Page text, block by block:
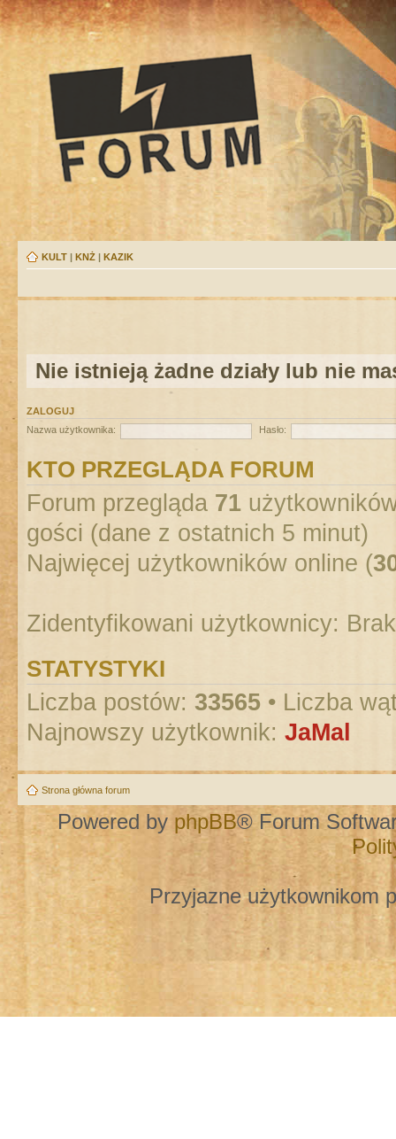
KULT | KNŻ | KAZIK
Nie istnieją żadne działy lub nie
ZALOGUJ
Nazwa użytkownika:
Hasło:
KTO PRZEGLĄDA FORUM
Forum przegląda 71
gości (dane z ostatnich 5 minut)
Najwięcej użytkowników online (
Zidentyfikowani użytkownicy:
STATYSTYKI
Liczba postów: 33565 • Liczba
Najnowszy użytkownik: JaMal
Strona główna forum
Powered by phpBB® Forum
Przyjazne użytkownikom